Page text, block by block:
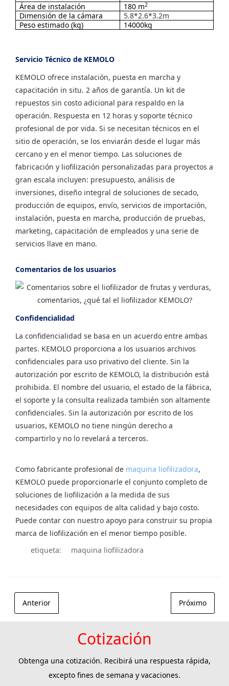
Área de instalación
180 m2
Dimensión de la cámara
5.8*2.6*3.2m
Peso estimado (kg)
14000kg
Servicio Técnico de KEMOLO
KEMOLO ofrece instalación, puesta en marcha y
capacitación in situ. 2 años de garantía. Un kit de
repuestos sin costo adicional para respaldo en la
operación. Respuesta en 12 horas y soporte técnico
profesional de por vida. Si se necesitan técnicos en el
sitio de operación, se los enviarán desde el lugar más
cercano y en el menor tiempo. Las soluciones de
fabricación y liofilización personalizadas para proyectos a
gran escala incluyen: presupuesto, análisis de
inversiones, diseño integral de soluciones de secado,
producción de equipos, envío, servicios de importación,
instalación, puesta en marcha, producción de pruebas,
marketing, capacitación de empleados y una serie de
servicios llave en mano.
Comentarios de los usuarios
Confidencialidad
La confidencialidad se basa en un acuerdo entre ambas
partes. KEMOLO proporciona a los usuarios archivos
confidenciales para uso privativo del cliente. Sin la
autorización por escrito de KEMOLO, la distribución está
prohibida. El nombre del usuario, el estado de la fábrica,
el soporte y la consulta realizada también son altamente
confidenciales. Sin la autorización por escrito de los
usuarios, KEMOLO no tiene ningún derecho a
compartirlo y no lo revelará a terceros.
Como fabricante profesional de maquina liofilizadora,
KEMOLO puede proporcionarle el conjunto completo de
soluciones de liofilización a la medida de sus
necesidades con equipos de alta calidad y bajo costo.
Puede contar con nuestro apoyo para construir su propia
marca de liofilización en el menor tiempo posible.
etiqueta:
maquina liofilizadora
Anterior Próximo
Cotización
Obtenga una cotización. Recibirá una respuesta rápida,
excepto fines de semana y vacaciones.